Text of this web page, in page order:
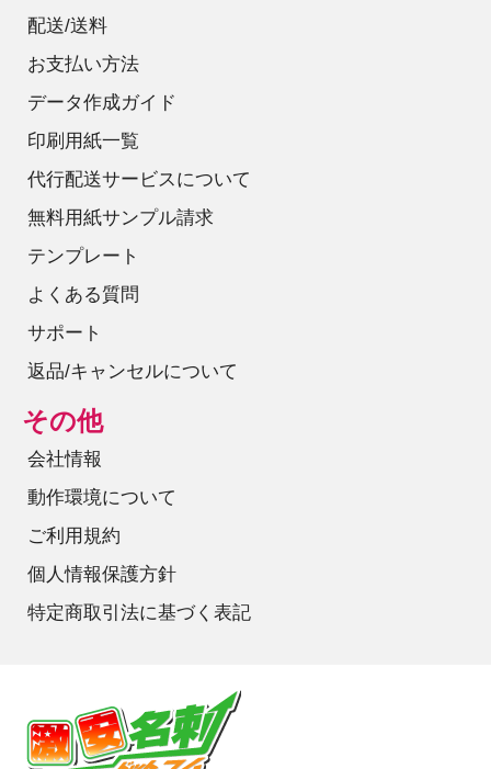
配送/送料
お支払い方法
データ作成ガイド
印刷用紙一覧
代行配送サービスについて
無料用紙サンプル請求
テンプレート
よくある質問
サポート
返品/キャンセルについて
その他
会社情報
動作環境について
ご利用規約
個人情報保護方針
特定商取引法に基づく表記